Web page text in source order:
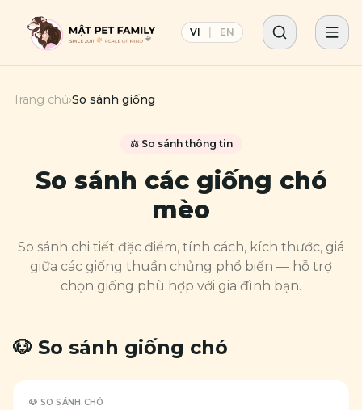
VI EN
Trang chủ›So sánh giống
⚖️ So sánh thông tin
So sánh các giống chó
mèo
So sánh chi tiết đặc điểm, tính cách, kích thước, giá
giữa các giống thuần chủng phổ biến — hỗ trợ
chọn giống phù hợp với gia đình bạn.
🐶 So sánh giống chó
🐶 SO SÁNH CHÓ